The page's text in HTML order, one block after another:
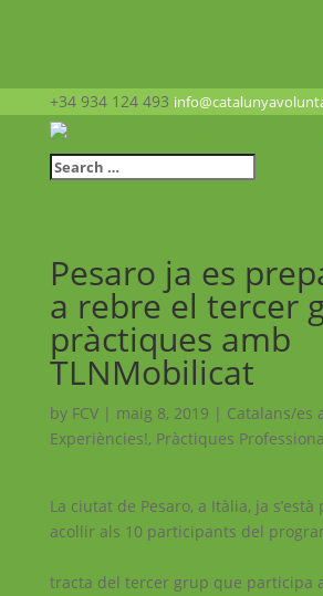
+34 934 124 493
Pesaro ja es
a rebre el tercer
pràctiques amb
TLNMobilicat
by FCV| maig 8, 2019 | Catalans/es
Experiències!, Pràctiques
La ciutat de Pesaro, a Itàlia, ja
acollir als 10 participants del
tracta del tercer grup que participa